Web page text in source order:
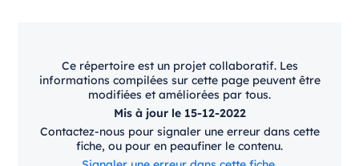
Ce répertoire est un projet collaboratif. Les
informations compilées sur cette page peuvent être
modifiées et améliorées par tous.
Mis à jour le 15-12-2022
Contactez-nous pour signaler une erreur dans cette
fiche, ou pour en peaufiner le contenu.